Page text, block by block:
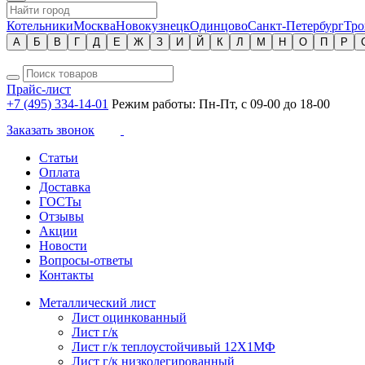
КотельникиМоскваНовокузнецкОдинцовоСанкт-Петербург
А Б В Г Д Е Ж З И Й К Л М Н О П Р
Прайс-лист
+7 (495) 334-14-01 Режим работы: Пн-Пт, с 09-00 до 18-00
Заказать звонок
Статьи
Оплата
Доставка
ГОСТы
Отзывы
Акции
Новости
Вопросы-ответы
Контакты
Металлический лист
Лист оцинкованный
Лист г/к
Лист г/к теплоустойчивый 12Х1МФ
Лист г/к низколегированный